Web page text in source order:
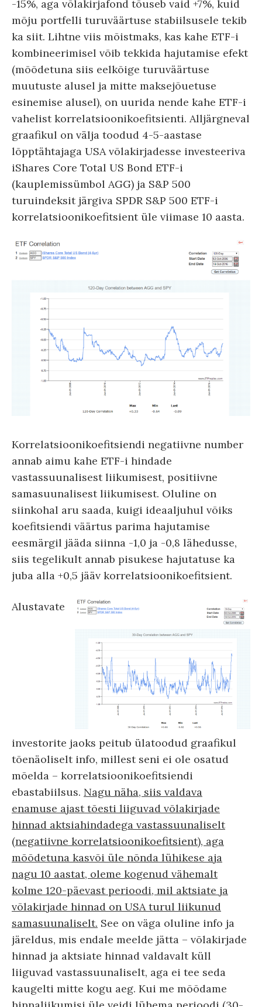
-15%, aga võlakirjafond tõuseb vaid +7%, kuid
mõju portfelli turuväärtuse stabiilsusele tekib
ka siit. Lihtne viis mõistmaks, kas kahe ETF-i
kombineerimisel võib tekkida hajutamise efekt
(mõõdetuna siis eelkõige turuväärtuse
muutuste alusel ja mitte maksejõuetuse
esinemise alusel), on uurida nende kahe ETF-i
vahelist korrelatsioonikoefitsienti. Alljärgneval
graafikul on välja toodud 4-5-aastase
lõpptähtajaga USA võlakirjadesse investeeriva
iShares Core Total US Bond ETF-i
(kauplemissümbol AGG) ja S&P 500
turuindeksit järgiva SPDR S&P 500 ETF-i
korrelatsioonikoefitsient üle viimase 10 aasta.
Korrelatsioonikoefitsiendi negatiivne number
annab aimu kahe ETF-i hindade
vastassuunalisest liikumisest, positiivne
samasuunalisest liikumisest. Oluline on
siinkohal aru saada, kuigi ideaaljuhul võiks
koefitsiendi väärtus parima hajutamise
eesmärgil jääda siinna -1,0 ja -0,8 lähedusse,
siis tegelikult annab pisukese hajutatuse ka
juba alla +0,5 jääv korrelatsioonikoefitsient.
Alustavate
investorite jaoks peitub ülatoodud graafikul
tõenäoliselt info, millest seni ei ole osatud
mõelda – korrelatsioonikoefitsiendi
ebastabiilsus. Nagu näha, siis valdava
enamuse ajast tõesti liiguvad võlakirjade
hinnad aktsiahindadega vastassuunaliselt
(negatiivne korrelatsioonikoefitsient), aga
mõõdetuna kasvõi üle nõnda lühikese aja
nagu 10 aastat, oleme kogenud vähemalt
kolme 120-päevast perioodi, mil aktsiate ja
võlakirjade hinnad on USA turul liikunud
samasuunaliselt. See on väga oluline info ja
järeldus, mis endale meelde jätta – võlakirjade
hinnad ja aktsiate hinnad valdavalt küll
liiguvad vastassuunaliselt, aga ei tee seda
kaugelti mitte kogu aeg. Kui me mõõdame